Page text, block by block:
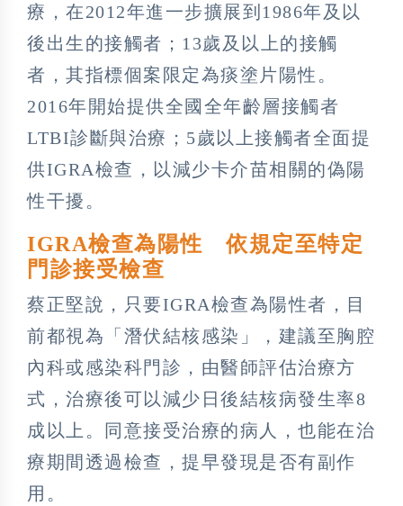
療，在2012年進一步擴展到1986年及以
後出生的接觸者；13歲及以上的接觸
者，其指標個案限定為痰塗片陽性。
2016年開始提供全國全年齡層接觸者
LTBI診斷與治療；5歲以上接觸者全面提
供IGRA檢查，以減少卡介苗相關的偽陽
性干擾。
IGRA檢查為陽性 依規定至特定
門診接受檢查
蔡正堅說，只要IGRA檢查為陽性者，目
前都視為「潛伏結核感染」，建議至胸腔
內科或感染科門診，由醫師評估治療方
式，治療後可以減少日後結核病發生率8
成以上。同意接受治療的病人，也能在治
療期間透過檢查，提早發現是否有副作
用。